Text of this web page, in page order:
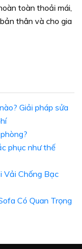
toàn thoải mái,
thân và cho gia
Giải pháp sửa
phục như thế
Vải Chống Bạc
Có Quan Trọng